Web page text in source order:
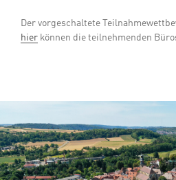
Der vorgeschaltete
hier können die teilnehmenden